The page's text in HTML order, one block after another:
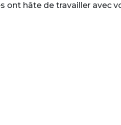
ont hâte de travailler avec